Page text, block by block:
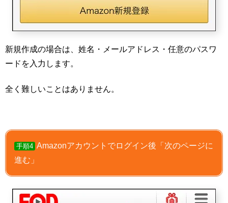
新規作成の場合は、姓名・メールアドレス・任意のパスワ
ードを入力します。
全く難しいことはありません。
手順4 Amazonアカウントでログイン後「次のページに
進む」